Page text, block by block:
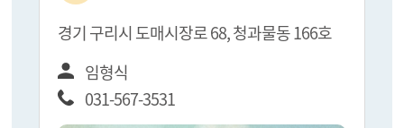
경기 구리시 도매시장로 68, 청과물동 166호
임형식
031-567-3531